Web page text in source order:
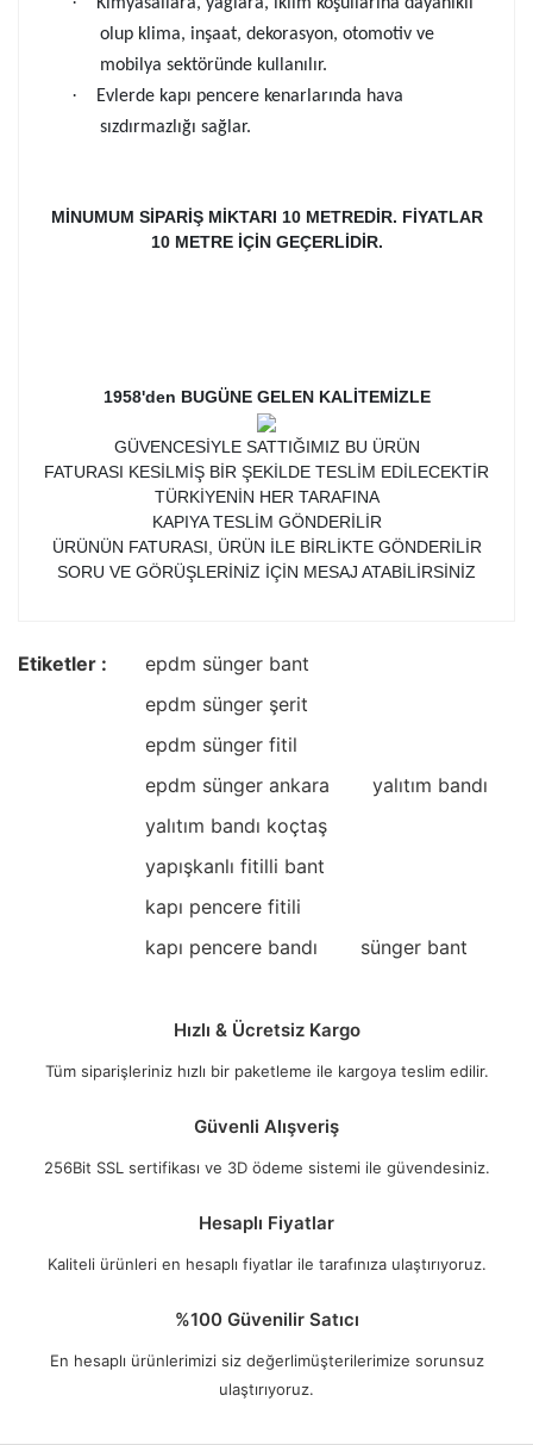
olup klima, inşaat, dekorasyon, otomotiv ve
mobilya sektöründe kullanılır.
·
Evlerde kapı pencere kenarlarında hava
sızdırmazlığı sağlar.
MİNUMUM SİPARİŞ MİKTARI 10 METREDİR. FİYATLAR
10 METRE İÇİN GEÇERLİDİR.
1958'den BUGÜNE GELEN KALİTEMİZLE
GÜVENCESİYLE SATTIĞIMIZ BU ÜRÜN
FATURASI KESİLMİŞ BİR ŞEKİLDE TESLİM EDİLECEKTİR
TÜRKİYENİN HER TARAFINA
KAPIYA TESLİM GÖNDERİLİR
ÜRÜNÜN FATURASI, ÜRÜN İLE BİRLİKTE GÖNDERİLİR
SORU VE GÖRÜŞLERİNİZ İÇİN MESAJ ATABİLİRSİNİZ
Etiketler :
epdm sünger bant
epdm sünger şerit
epdm sünger fitil
epdm sünger ankara
yalıtım bandı
yalıtım bandı koçtaş
yapışkanlı fitilli bant
kapı pencere fitili
kapı pencere bandı
sünger bant
Hızlı & Ücretsiz Kargo
Tüm siparişleriniz hızlı bir paketleme ile kargoya teslim edilir.
Güvenli Alışveriş
256Bit SSL sertifikası ve 3D ödeme sistemi ile güvendesiniz.
Hesaplı Fiyatlar
Kaliteli ürünleri en hesaplı fiyatlar ile tarafınıza ulaştırıyoruz.
%100 Güvenilir Satıcı
En hesaplı ürünlerimizi siz değerlimüşterilerimize sorunsuz
ulaştırıyoruz.